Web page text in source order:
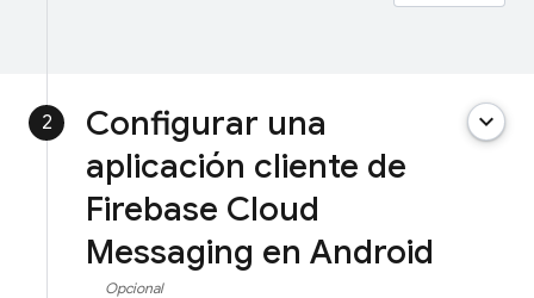
2
Configurar una
aplicación cliente de
Firebase Cloud
Messaging en Android
keyboard_arrow_down
Opcional